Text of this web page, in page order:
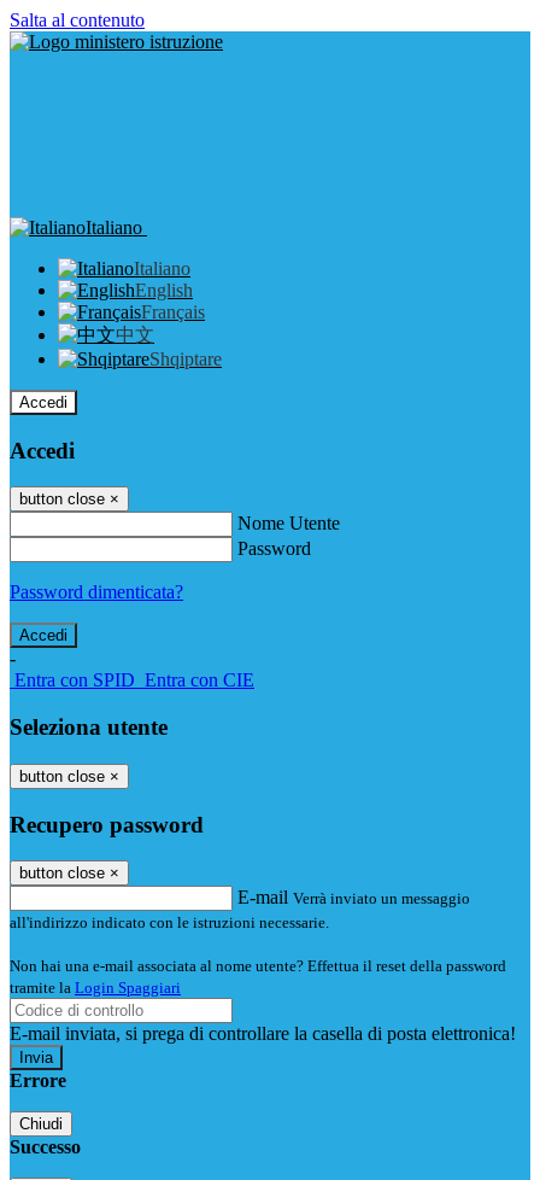
Salta al contenuto
Italiano
Italiano
English
Français
中文
Shqiptare
Accedi
Accedi
button close ×
Nome Utente
Password
Password dimenticata?
-
Entra con SPID Entra con CIE
Seleziona utente
button close ×
Recupero password
button close ×
E-mail Verrà inviato un messaggio
all'indirizzo indicato con le istruzioni necessarie.
Non hai una e-mail associata al nome utente? Effettua il reset della password
tramite la Login Spaggiari
E-mail inviata, si prega di controllare la casella di posta elettronica!
Errore
Chiudi
Successo